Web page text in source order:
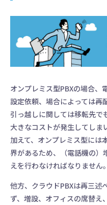
オンプレミス型PBXの場合、
設定依頼、場合によっては再
引っ越しに関しては移転先で
大きなコストが発生してしま
加えて、オンプレミス型には
界があるため、（電話機の）
えを行わなければなりません。
他方、クラウドPBXは再三述
ず、増設、オフィスの席替え